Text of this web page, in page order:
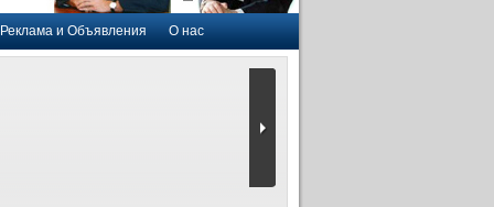
Реклама и Объявления О нас